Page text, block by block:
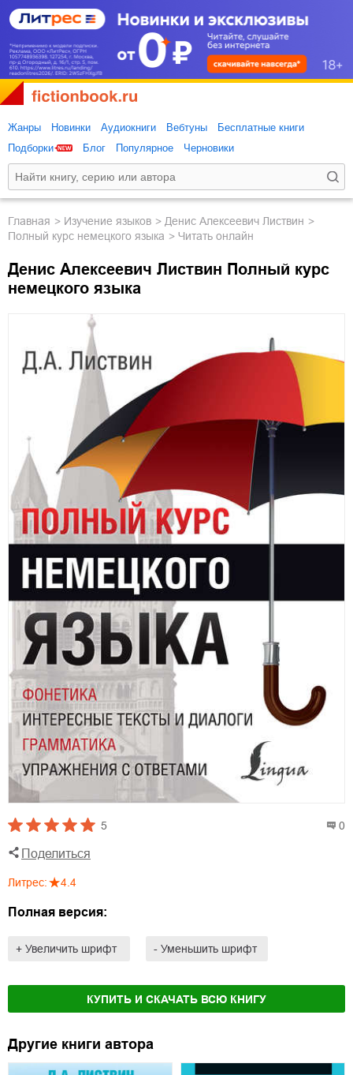
Жанры Новинки Аудиокниги Вебтуны
Бесплатные книги
Подборки
Блог Популярное Черновики
Главная изучение языков
Денис Алексеевич Листвин
Полный курс немецкого языка
Читать онлайн
Денис Алексеевич Листвин Полный курс
немецкого языка
5 0
Поделиться
Литрес: 4.4
Полная версия:
+ Увеличить шрифт - Уменьшить шрифт
КУПИТЬ И СКАЧАТЬ ВСЮ КНИГУ
Другие книги автора